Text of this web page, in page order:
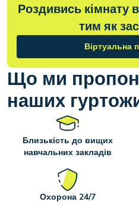
Роздивись кімнату
тим як
Віртуальна
Що ми
наших
Близькість до вищих
навчальних закладів
Охорона 24/7